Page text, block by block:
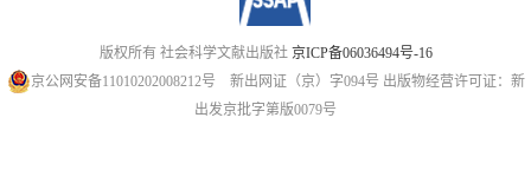
版权所有 社会科学文献出版社 京ICP备06036494号-16
京公网安备11010202008212号 新出网证（京）字094号 出版物经营许可证：新
出发京批字第版0079号